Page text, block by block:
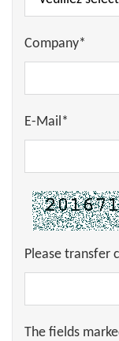
Company*
E-Mail*
Please transfer
The fields